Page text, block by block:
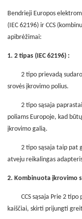
Bendrieji Europos
(IEC 62196) ir CCS
apibrėžimai:
1. 2 tipas (IEC 62196) :
2 tipo prievadą
srovės įkrovimo polius.
2 tipo sąsaja
poliams Europoje, kad
įkrovimo galią.
2 tipo sąsaja taip pat
atveju reikalingas
2. Kombinuota įkrovimo
CCS sąsaja Prie 2
kaiščiai, skirti prijungti